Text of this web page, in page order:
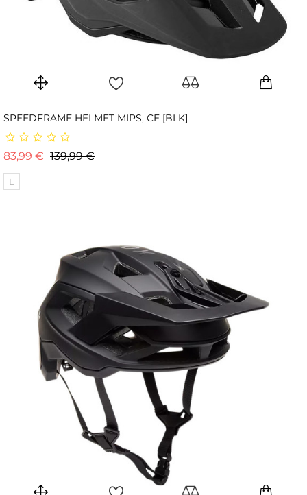
SPEEDFRAME HELMET MIPS, CE [BLK]
83,99 € Prix de base
139,99 €Prix
L